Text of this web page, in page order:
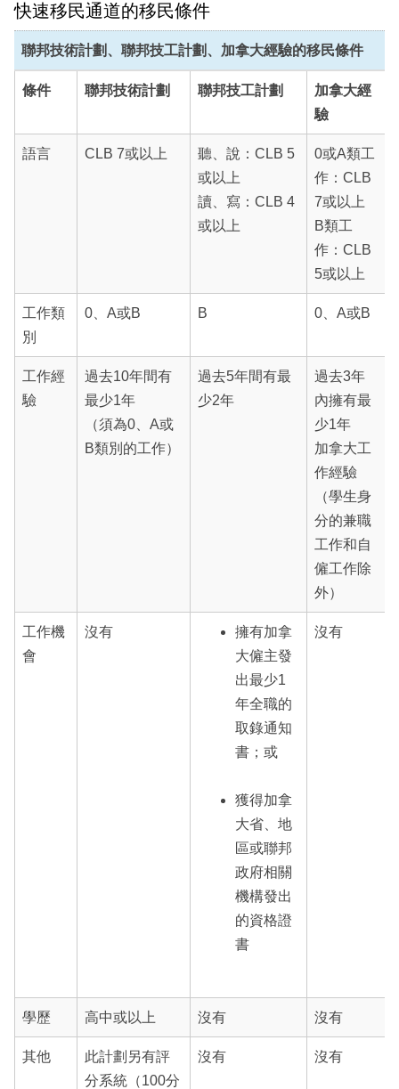
快速移民通道的移民條件
聯邦技術計劃、聯邦技工計劃、加拿大經驗的移民條件
條件 聯邦技術計劃 聯邦技工計劃
加拿大經
驗
語言 CLB 7或以上
聽、說：CLB 5
或以上
讀、寫：CLB 4
或以上
0或A類工
作：CLB
7或以上
B類工
作：CLB
5或以上
工作類
別
0、A或B B 0、A或B
工作經
驗
過去10年間有
最少1年
（須為0、A或
B類別的工作）
過去5年間有最
少2年
過去3年
內擁有最
少1年
加拿大工
作經驗
（學生身
分的兼職
工作和自
僱工作除
外）
工作機
會
沒有
擁有加拿
大僱主發
出最少1
年全職的
取錄通知
書；或
獲得加拿
大省、地
區或聯邦
政府相關
機構發出
的資格證
書
沒有
學歷 高中或以上 沒有 沒有
其他
此計劃另有評
分系統（100分
沒有 沒有